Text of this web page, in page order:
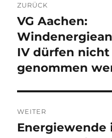
ZURÜCK
Vorheriger
Beitrag:
VG Aachen:
IV dürfen
genommen
WEITER
Nächster
Energiewende